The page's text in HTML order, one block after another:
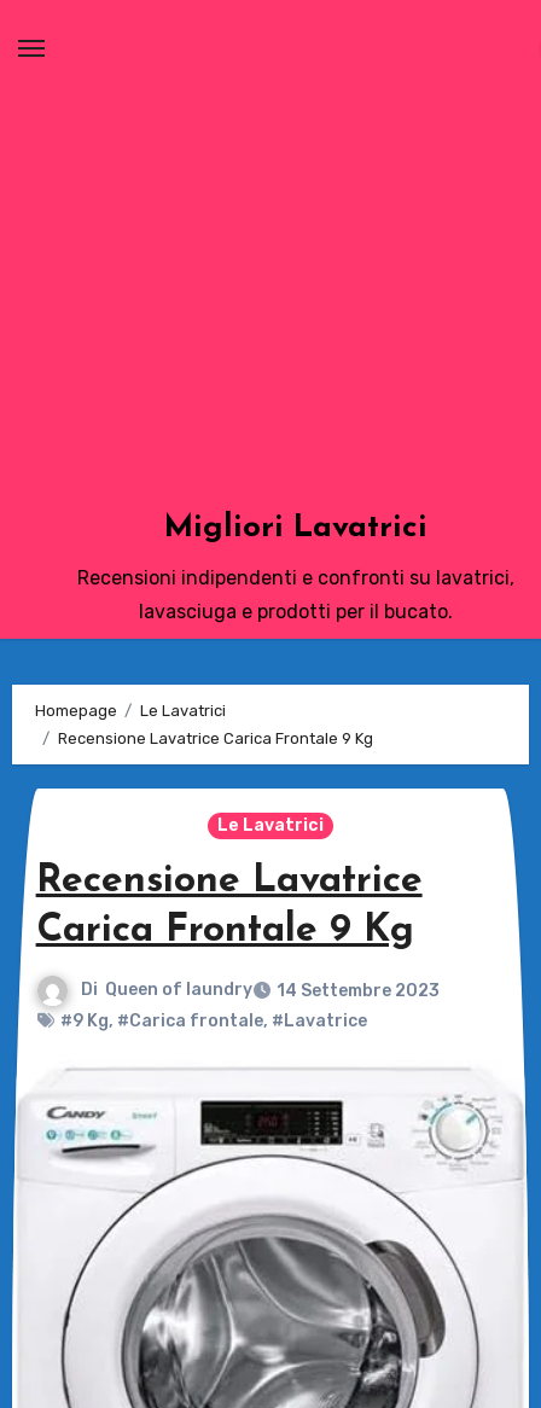
Migliori Lavatrici
Recensioni indipendenti e confronti su lavatrici,
lavasciuga e prodotti per il bucato.
Homepage
Le Lavatrici
Recensione Lavatrice Carica Frontale 9 Kg
Le Lavatrici
Recensione Lavatrice
Carica Frontale 9 Kg
Di Queen of laundry
14 Settembre 2023
#9 Kg, #Carica frontale, #Lavatrice